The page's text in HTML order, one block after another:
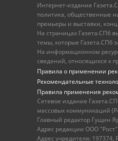
Интернет-издание
политика, общественные
премьеры и выставки,
На страницах Газета.СПб
темы, которые Газета.СПб
На информационном
сведений, относящихся к
Правила о применении
Рекомендательные
Правила применения
Сетевое издание
массовых коммуникаций
Главный редактор Гущин
Адрес редакции ООО
Адрес учредителя: 197374,